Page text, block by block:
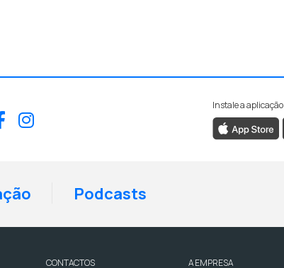
Facebook
Instagram
Instale a aplicação
Podcasts
CONTACTOS A EMPRESA